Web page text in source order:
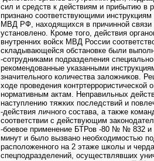
сил и средств к действиям и прибытию в
признано соответствующими
МВД РФ, находящихся в причинной связи
установлено. Кроме того, действия
внутренних войск МВД России
складывающейся обстановке были
-сотрудниками подразделения
рекомендованные указанными
значительного количества заложников.
ходе проведения
нормативным актам. Неправильных
наступлению тяжких последствий и
-действия личного состава, а также
соответствии с действующим
-боевое применение БТРов -80 № № 832 и
минут и было вызвано необходимостью
расположенного на 2 этаже школы и
спецподразделений, осуществлявших